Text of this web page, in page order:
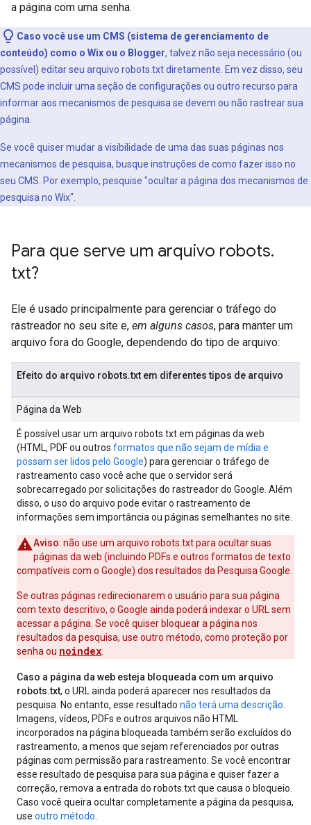
a página com uma senha.
Caso você use um CMS (sistema de gerenciamento de
conteúdo) como o Wix ou o Blogger, talvez não seja necessário (ou
possível) editar seu arquivo robots.txt diretamente. Em vez disso, seu
CMS pode incluir uma seção de configurações ou outro recurso para
informar aos mecanismos de pesquisa se devem ou não rastrear sua
página.
Se você quiser mudar a visibilidade de uma das suas páginas nos
mecanismos de pesquisa, busque instruções de como fazer isso no
seu CMS. Por exemplo, pesquise "ocultar a página dos mecanismos de
pesquisa no Wix".
Para que serve um arquivo robots.
txt?
Ele é usado principalmente para gerenciar o tráfego do
rastreador no seu site e, em alguns casos, para manter um
arquivo fora do Google, dependendo do tipo de arquivo:
Efeito do arquivo robots.txt em diferentes tipos de arquivo
Página da Web
É possível usar um arquivo robots.txt em páginas da web
(HTML, PDF ou outros formatos que não sejam de mídia e
possam ser lidos pelo Google) para gerenciar o tráfego de
rastreamento caso você ache que o servidor será
sobrecarregado por solicitações do rastreador do Google. Além
disso, o uso do arquivo pode evitar o rastreamento de
informações sem importância ou páginas semelhantes no site.
Aviso: não use um arquivo robots.txt para ocultar suas
páginas da web (incluindo PDFs e outros formatos de texto
compatíveis com o Google) dos resultados da Pesquisa Google.
Se outras páginas redirecionarem o usuário para sua página
com texto descritivo, o Google ainda poderá indexar o URL sem
acessar a página. Se você quiser bloquear a página nos
resultados da pesquisa, use outro método, como proteção por
senha ou noindex
Caso a página da web esteja bloqueada com um arquivo
robots.txt, o URL ainda poderá aparecer nos resultados da
pesquisa. No entanto, esse resultado não terá uma descrição
Imagens, vídeos, PDFs e outros arquivos não HTML
incorporados na página bloqueada também serão excluídos do
rastreamento, a menos que sejam referenciados por outras
páginas com permissão para rastreamento. Se você encontrar
esse resultado de pesquisa para sua página e quiser fazer a
correção, remova a entrada do robots.txt que causa o bloqueio.
Caso você queira ocultar completamente a página da pesquisa,
use outro método